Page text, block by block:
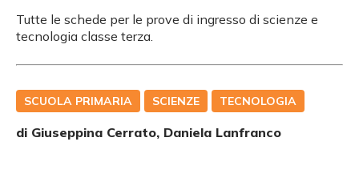
Tutte le schede per le prove di ingresso di scienze e
tecnologia classe terza.
SCUOLA PRIMARIA SCIENZE TECNOLOGIA
di Giuseppina Cerrato, Daniela Lanfranco